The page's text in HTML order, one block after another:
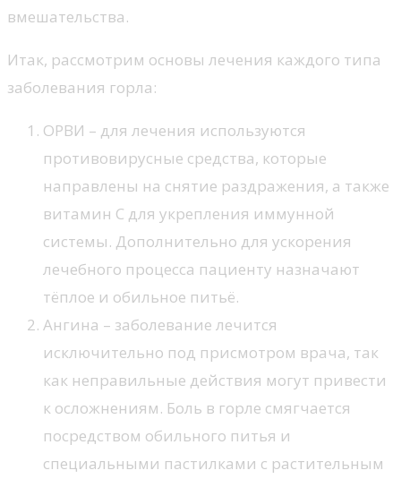
вмешательства.
Итак, рассмотрим основы лечения каждого типа
заболевания горла:
ОРВИ – для лечения используются
противовирусные средства, которые
направлены на снятие раздражения, а также
витамин С для укрепления иммунной
системы. Дополнительно для ускорения
лечебного процесса пациенту назначают
тёплое и обильное питьё.
Ангина – заболевание лечится
исключительно под присмотром врача, так
как неправильные действия могут привести
к осложнениям. Боль в горле смягчается
посредством обильного питья и
специальными пастилками с растительным